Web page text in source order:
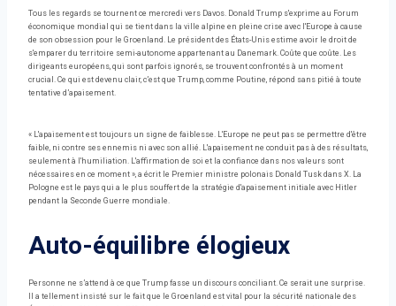
Tous les regards se tournent ce mercredi vers Davos. Donald Trump s'exprime au Forum
économique mondial qui se tient dans la ville alpine en pleine crise avec l'Europe à cause
de son obsession pour le Groenland. Le président des États-Unis estime avoir le droit de
s'emparer du territoire semi-autonome appartenant au Danemark. Coûte que coûte. Les
dirigeants européens, qui sont parfois ignorés, se trouvent confrontés à un moment
crucial. Ce qui est devenu clair, c’est que Trump, comme Poutine, répond sans pitié à toute
tentative d’apaisement.
« L'apaisement est toujours un signe de faiblesse. L'Europe ne peut pas se permettre d'être
faible, ni contre ses ennemis ni avec son allié. L'apaisement ne conduit pas à des résultats,
seulement à l'humiliation. L'affirmation de soi et la confiance dans nos valeurs sont
nécessaires en ce moment », a écrit le Premier ministre polonais Donald Tusk dans X. La
Pologne est le pays qui a le plus souffert de la stratégie d'apaisement initiale avec Hitler
pendant la Seconde Guerre mondiale.
Auto-équilibre élogieux
Personne ne s’attend à ce que Trump fasse un discours conciliant. Ce serait une surprise.
Il a tellement insisté sur le fait que le Groenland est vital pour la sécurité nationale des